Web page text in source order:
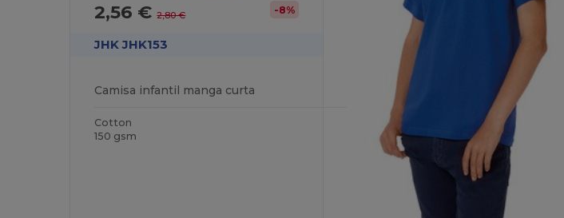
2,56 €2,80 € -8%
JHK JHK153
Camisa infantil manga curta
Cotton
150 gsm